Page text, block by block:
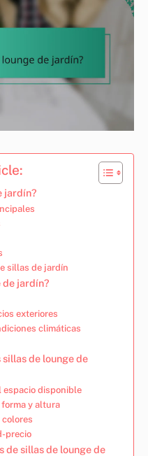
jardín?
sillas de jardín
de jardín?
exteriores
climáticas
de lounge de
espacio disponible
forma y altura
precio
de sillas de lounge de